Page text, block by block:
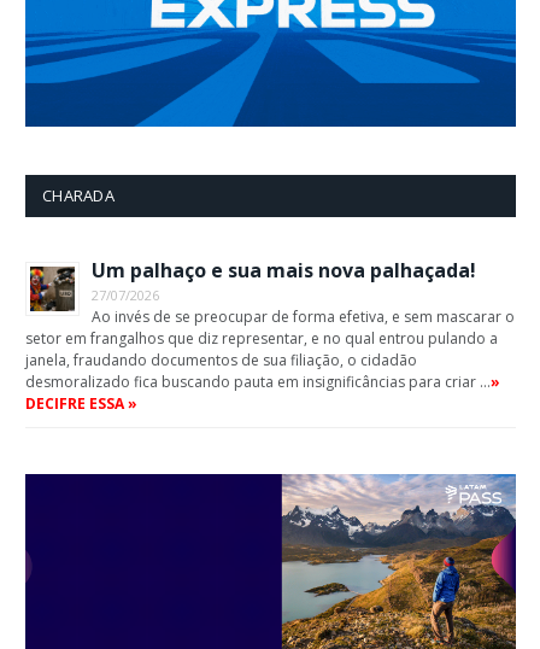
CHARADA
Um palhaço e sua mais nova palhaçada!
27/07/2026
Ao invés de se preocupar de forma efetiva, e sem mascarar o
setor em frangalhos que diz representar, e no qual entrou pulando a
janela, fraudando documentos de sua filiação, o cidadão
desmoralizado fica buscando pauta em insignificâncias para criar …»
DECIFRE ESSA »